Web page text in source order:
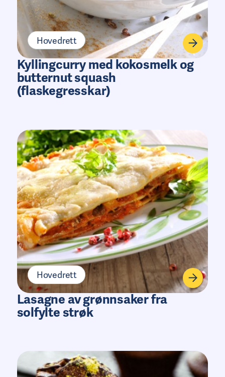
Hovedrett
Kyllingcurry med kokosmelk og
butternut squash
(flaskegresskar)
Hovedrett
Lasagne av grønnsaker fra
solfylte strøk